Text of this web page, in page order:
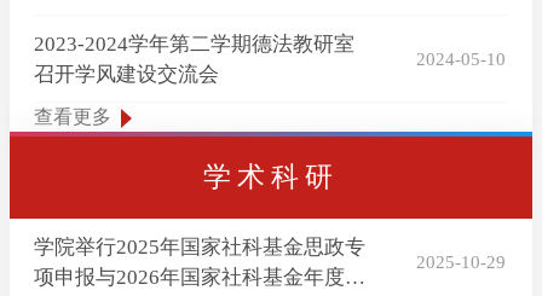
2023-2024学年第二学期德法教研室
召开学风建设交流会
2024-05-10
查看更多
学术科研
学院举行2025年国家社科基金思政专
项申报与2026年国家社科基金年度项
2025-10-29